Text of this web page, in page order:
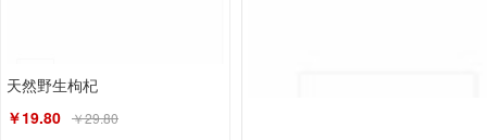
天然野生枸杞
￥19.80 ￥29.80